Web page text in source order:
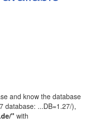
and know the database
database: ...DB=1.27/),
" with